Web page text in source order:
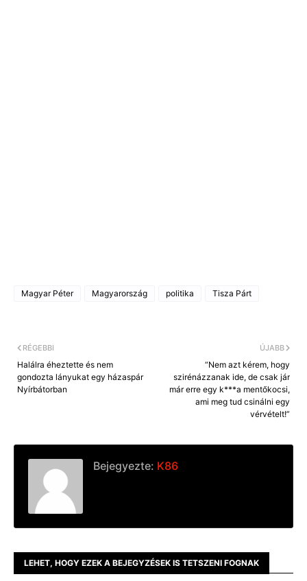
Magyar Péter Magyarország politika Tisza Párt
ÚJABB
“Nem azt kérem, hogy
szirénázzanak ide, de csak jár
már erre egy k***a mentőkocsi,
ami meg tud csinálni egy
vérvételt!”
RÉGEBBI
Halálra éheztette és nem
gondozta lányukat egy házaspár
Nyírbátorban
Bejegyezte: K86
LEHET, HOGY EZEK A BEJEGYZÉSEK IS TETSZENI FOGNAK